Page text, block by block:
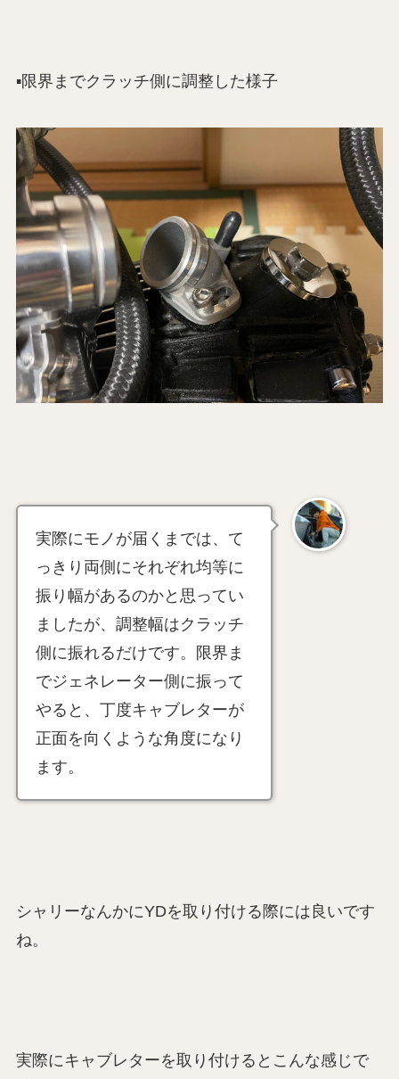
▪️限界までクラッチ側に調整した様子
実際にモノが届くまでは、て
っきり両側にそれぞれ均等に
振り幅があるのかと思ってい
ましたが、調整幅はクラッチ
側に振れるだけです。限界ま
でジェネレーター側に振って
やると、丁度キャブレターが
正面を向くような角度になり
ます。
シャリーなんかにYDを取り付ける際には良いです
ね。
実際にキャブレターを取り付けるとこんな感じで